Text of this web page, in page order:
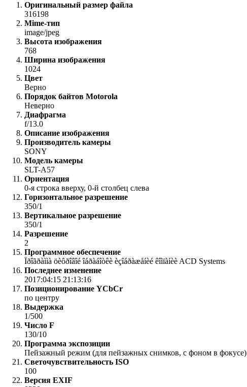
Оригинальный размер файла
316198
Mime-тип
image/jpeg
Высота изображения
768
Ширина изображения
1024
Цвет
Верно
Порядок байтов Motorola
Неверно
Диафрагма
f/13.0
Описание изображения
Производитель камеры
SONY
Модель камеры
SLT-A57
Ориентация
0-я строка вверху, 0-й столбец слева
Горизонтальное разрешение
350/1
Вертикальное разрешение
350/1
Разрешение
2
Программное обеспечение
Ïðîãðàììà öèôðîâîé îáðàáîòêè èçîáðàæåíèé êîìïàíèè ACD Systems
Последнее изменение
2017:04:15 21:13:16
Позиционирование YCbCr
по центру
Выдержка
1/500
Число F
130/10
Программа экспозиции
Пейзажный режим (для пейзажных снимков, с фоном в фокусе)
Светочувствительность ISO
100
Версия EXIF